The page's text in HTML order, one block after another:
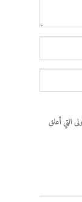
التي أعلق